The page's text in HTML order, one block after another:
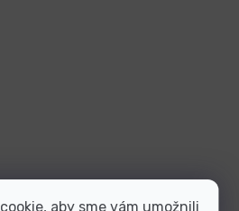
aby sme vám umožnili